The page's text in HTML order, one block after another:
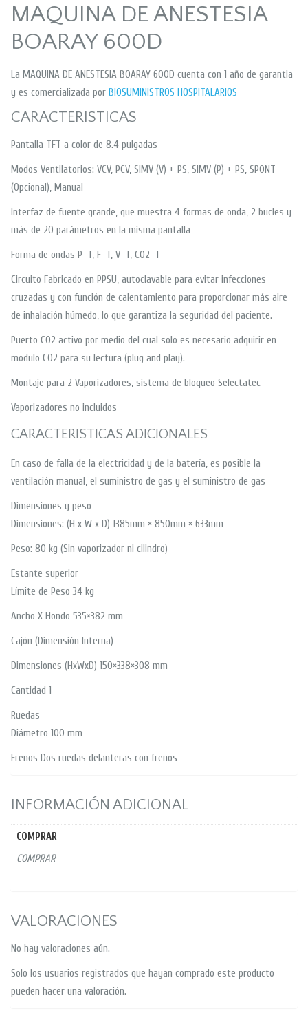
MAQUINA DE ANESTESIA
BOARAY 600D
La MAQUINA DE ANESTESIA BOARAY 600D cuenta con 1 año de garantia
y es comercializada por BIOSUMINISTROS HOSPITALARIOS
CARACTERISTICAS
Pantalla TFT a color de 8.4 pulgadas
Modos Ventilatorios: VCV, PCV, SIMV (V) + PS, SIMV (P) + PS, SPONT
(Opcional), Manual
Interfaz de fuente grande, que muestra 4 formas de onda, 2 bucles y
más de 20 parámetros en la misma pantalla
Forma de ondas P-T, F-T, V-T, CO2-T
Circuito Fabricado en PPSU, autoclavable para evitar infecciones
cruzadas y con función de calentamiento para proporcionar más aire
de inhalación húmedo, lo que garantiza la seguridad del paciente.
Puerto CO2 activo por medio del cual solo es necesario adquirir en
modulo CO2 para su lectura (plug and play).
Montaje para 2 Vaporizadores, sistema de bloqueo Selectatec
Vaporizadores no incluidos
CARACTERISTICAS ADICIONALES
En caso de falla de la electricidad y de la batería, es posible la
ventilación manual, el suministro de gas y el suministro de gas
Dimensiones y peso
Dimensiones: (H x W x D) 1385mm × 850mm × 633mm
Peso: 80 kg (Sin vaporizador ni cilindro)
Estante superior
Límite de Peso 34 kg
Ancho X Hondo 535×382 mm
Cajón (Dimensión Interna)
Dimensiones (HxWxD) 150×338×308 mm
Cantidad 1
Ruedas
Diámetro 100 mm
Frenos Dos ruedas delanteras con frenos
INFORMACIÓN ADICIONAL
COMPRAR
COMPRAR
VALORACIONES
No hay valoraciones aún.
Solo los usuarios registrados que hayan comprado este producto
pueden hacer una valoración.